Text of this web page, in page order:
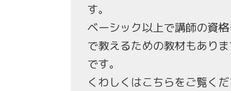
す。
ベーシック以上で講師の資
で教えるための教材もあり
です。
くわしくはこちらをご覧くだ